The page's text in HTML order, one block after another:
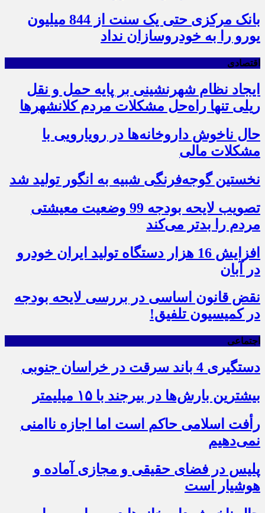
بانک مرکزی حتی یک سنت از 844 میلیون
یورو را به خودروسازان نداد
اقتصادی
ایجاد نظام شهرنشینی بر پایه حمل و نقل
ریلی تنها راه‌حل مشکلات مردم کلانشهرها
حال ناخوش داروخانه‌ها در رویارویی با
مشکلات مالی
نخستین گوجه‌فرنگی شبیه به انگور تولید شد
تصویب لایحه بودجه 99 وضعیت معیشتی
مردم را بدتر می‌کند
افزایش 16 هزار دستگاه تولید ایران خودرو
در آبان
نقض قانون اساسی در بررسی لایحه بودجه
در کمیسیون تلفیق!
اجتماعی
دستگیری 4 باند سرقت در خراسان جنوبی
بیشترین بارش‌ها در بیرجند با ۱۵ میلیمتر
رأفت اسلامی حاکم است اما اجازه ناامنی
نمی‌دهیم
پلیس در فضای حقیقی و مجازی آماده و
هوشیار است